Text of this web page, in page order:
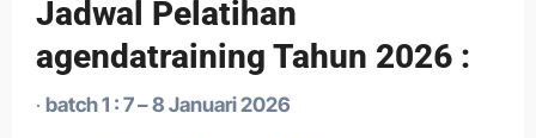
Jadwal Pelatihan
agendatraining Tahun 2026 :
· batch 1 : 7 – 8 Januari 2026